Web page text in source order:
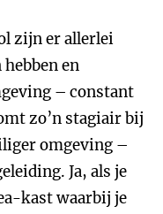
zijn er allerlei
en
– constant
zo’n stagiair bij
omgeving –
Ja, als je
kast waarbij je